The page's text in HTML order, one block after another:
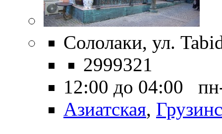
Сололаки, ул.
2999321
12:00 до 04:00
Азиатская,